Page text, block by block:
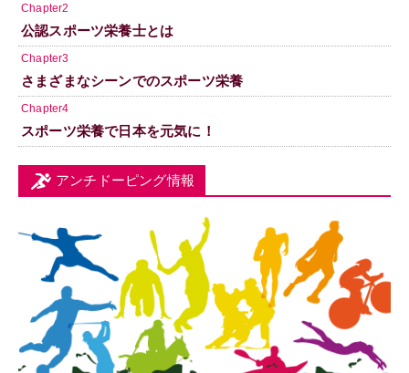
Chapter2
公認スポーツ栄養士とは
Chapter3
さまざまなシーンでのスポーツ栄養
Chapter4
スポーツ栄養で日本を元気に！
アンチドーピング情報